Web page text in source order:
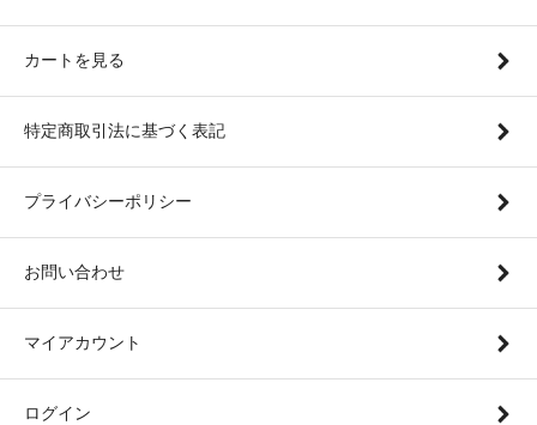
カートを見る
特定商取引法に基づく表記
プライバシーポリシー
お問い合わせ
マイアカウント
ログイン